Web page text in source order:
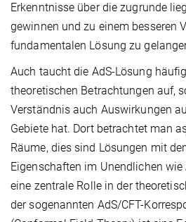
Erkenntnisse über die zugrunde
gewinnen und zu einem besseren
fundamentalen Lösung zu
Auch taucht die AdS-Lösung
theoretischen Betrachtungen auf,
Verständnis auch Auswirkungen
Gebiete hat. Dort betrachtet man
Räume, dies sind Lösungen mit
Eigenschaften im Unendlichen wie
eine zentrale Rolle in der
der sogenannten AdS/CFT-